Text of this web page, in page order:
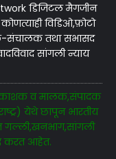
डिजिटल मैगजीन
कोणत्याही विडिओ,फ़ोटो
संचालक तथा सभासद
सांगली न्याय
व मालक,संपादक
येथे छापून भारतीय
गल्ली,खनभाग,सांगली
करत आहेत.